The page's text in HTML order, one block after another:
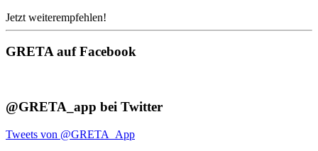
Jetzt weiterempfehlen!
GRETA auf Facebook
@GRETA_app bei Twitter
Tweets von @GRETA_App